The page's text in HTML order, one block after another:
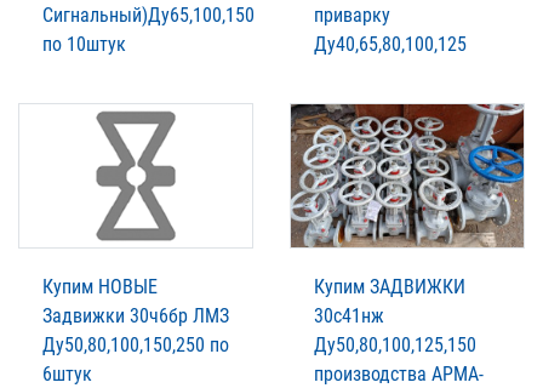
Сигнальный)Ду65,100,150
по 10штук
приварку
Ду40,65,80,100,125
Купим НОВЫЕ
Задвижки 30ч6бр ЛМЗ
Ду50,80,100,150,250 по
6штук
Купим ЗАДВИЖКИ
30с41нж
Ду50,80,100,125,150
производства АРМА-